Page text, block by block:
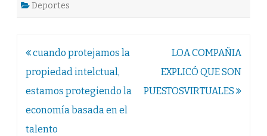
Deportes
Navegación
de
entradas
cuando protejamos la
propiedad intelctual,
estamos protegiendo la
economía basada en el
talento
LOA COMPAÑIA
EXPLICÓ QUE SON
PUESTOSVIRTUALES